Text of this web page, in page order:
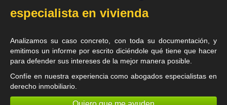
especialista en vivienda
Analizamos su caso concreto, con toda su documentación, y
emitimos un informe por escrito diciéndole qué tiene que hacer
para defender sus intereses de la mejor manera posible.
Confíe en nuestra experiencia comoabogados especialistas en
derecho inmobiliario